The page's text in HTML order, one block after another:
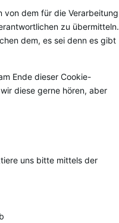
von dem für die Verarbeitung
zu übermitteln.
dem, es sei denn es gibt
Ende dieser Cookie-
diese gerne hören, aber
uns bitte mittels der